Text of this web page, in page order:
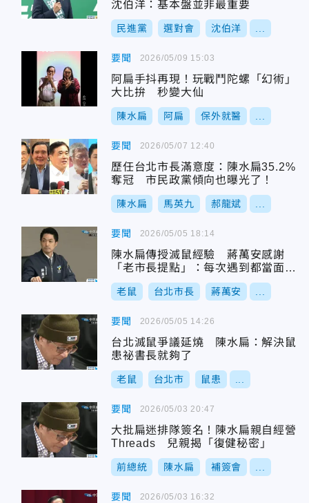
沈伯洋：基本盤並非最重要
民進黨 選對會 沈伯洋
要聞
阿扁手抖再現！玩戰鬥陀螺「幻術」
大比拚 秒變大仙
陳水扁 阿扁 保外就醫
2026/05/09 15:03
要聞
歷任台北市長滿意度：陳水扁35.2%
奪冠 市民政黨傾向也曝光了！
陳水扁 馬英九 郝龍斌
2026/05/07 12:40
要聞
陳水扁傳授滅鼠經驗 蔣萬安感謝
「老市長提點」：每次遇到都當面請
教市政
老鼠 台北市長 蔣萬安
2026/05/05 18:14
要聞
台北滅鼠爭議延燒 陳水扁：解決鼠
患祕書長就夠了
老鼠 台北市 鼠患
2026/05/05 14:26
要聞
大批扁迷排隊簽名！陳水扁親自經營
Threads 兒親揭「復健秘密」
前總統 陳水扁 補簽會
2026/05/03 20:47
要聞 2026/05/03 16:32